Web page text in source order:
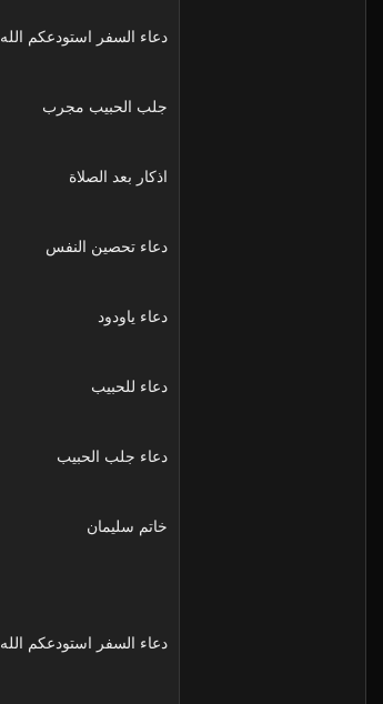
دعاء السفر استودعكم الله
جلب الحبيب مجرب
اذكار بعد الصلاة
دعاء تحصين النفس
دعاء ياودود
دعاء للحبيب
دعاء جلب الحبيب
خاتم سليمان
دعاء السفر استودعكم الله